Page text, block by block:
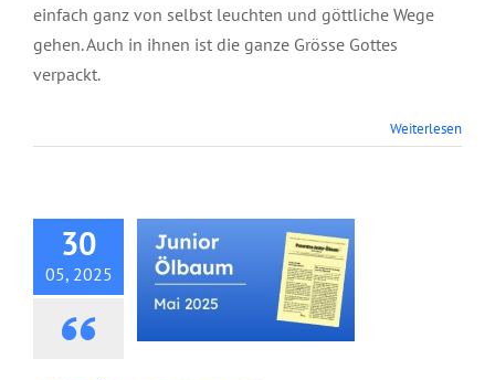
einfach ganz von selbst leuchten und göttliche Wege
gehen. Auch in ihnen ist die ganze Grösse Gottes
verpackt.
Weiterlesen
30
05, 2025
Junior Ölbaum, Mai